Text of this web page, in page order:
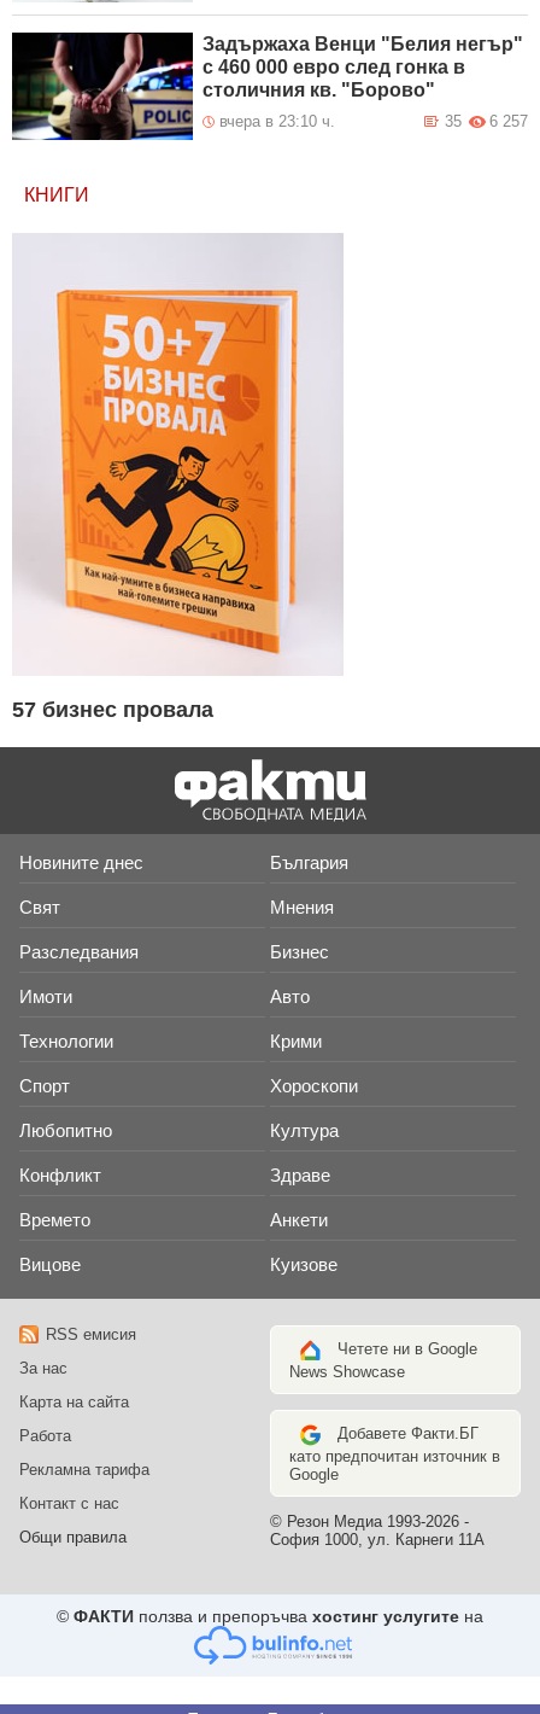
Задържаха Венци "Белия негър"
с 460 000 евро след гонка в
столичния кв. "Борово"
вчера в 23:10 ч. 6 257
35
КНИГИ
57 бизнес провала
Новините днес България
Свят Мнения
Разследвания Бизнес
Имоти Авто
Технологии Крими
Спорт Хороскопи
Любопитно Култура
Конфликт Здраве
Времето Анкети
Вицове Куизове
RSS емисия
За нас
Карта на сайта
Работа
Рекламна тарифа
Контакт с нас
Общи правила
Четете ни в Google
News Showcase
Добавете Факти.БГ
като предпочитан източник в
Google
© Резон Медиа 1993-2026 -
София 1000, ул. Карнеги 11А
© ФАКТИ ползва и препоръчва хостинг услугите на